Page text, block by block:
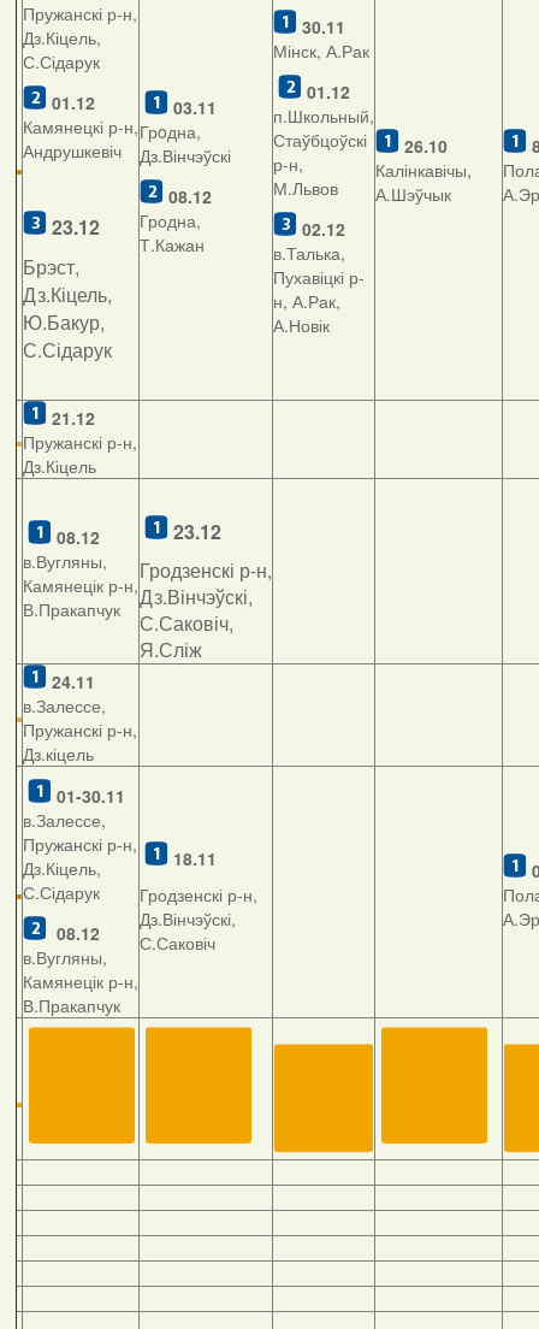
Пружанскі р-н,
Дз.Кіцель,
С.Сідарук
01.12
Камянецкі р-н,
Андрушкевіч
23.12
Брэст,
Дз.Кіцель,
Ю.Бакур,
С.Сідарук
03.11
Грoдна,
Дз.Вінчэўскі
08.12
Гродна,
Т.Кажан
30.11
Мінск, А.Рак
01.12
п.Школьный,
Стаўбцоўскі
р-н,
М.Львов
02.12
в.Талька,
Пухавіцкі р-
н, А.Рак,
А.Новік
26.10
Калінкавічы,
А.Шэўчык
21.12
Пружанскі р-н,
Дз.Кіцель
08.12
в.Вугляны,
Камянецік р-н,
В.Пракапчук
23.12
Гродзенскі р-н,
Дз.Вінчэўскі,
С.Саковіч,
Я.Сліж
24.11
в.Залессе,
Пружанскі р-н,
Дз.кіцель
01-30.11
в.Залессе,
Пружанскі р-н,
Дз.Кіцель,
С.Сідарук
08.12
в.Вугляны,
Камянецік р-н,
В.Пракапчук
18.11
Гродзенскі р-н,
Дз.Вінчэўскі,
С.Саковіч